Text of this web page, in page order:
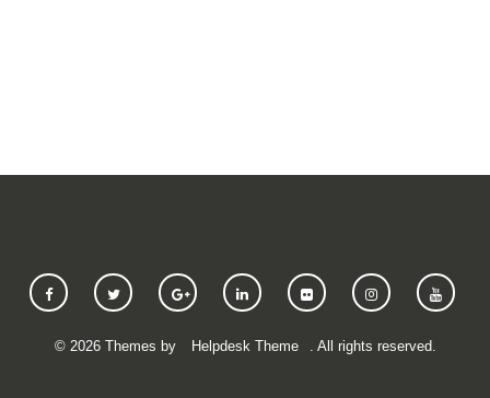
© 2026Themes by Helpdesk Theme . All rights reserved.